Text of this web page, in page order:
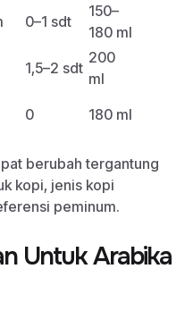
0–1 sdt
150–
180 ml
1,5–2 sdt
200
ml
0 180 ml
berubah tergantung
kopi, jenis kopi
peminum.
Untuk Arabika